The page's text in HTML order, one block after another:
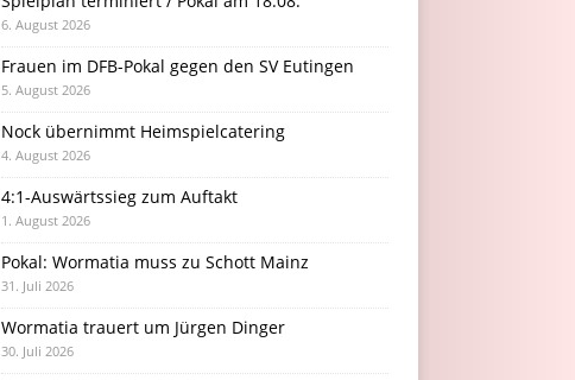
6. August 2026
Frauen im DFB-Pokal gegen den SV Eutingen
5. August 2026
Nock übernimmt Heimspielcatering
4. August 2026
4:1-Auswärtssieg zum Auftakt
1. August 2026
Pokal: Wormatia muss zu Schott Mainz
31. Juli 2026
Wormatia trauert um Jürgen Dinger
30. Juli 2026